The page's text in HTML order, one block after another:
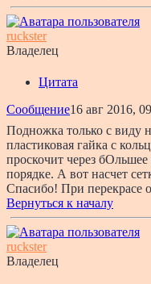
ruckster
Владелец
Цитата
Сообщение16 авг 2016,
Подножка только с виду
пластиковая гайка с
проскочит через
порядке. А вот насчет
Спасибо! При перекрасе
Вернуться к началу
ruckster
Владелец